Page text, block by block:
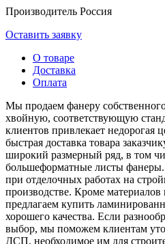
Производитель Россия
Оставить заявку
О товаре
Доставка
Оплата
Мы продаем фанеру
хвойную, соответствующую
клиентов привлекает
быстрая доставка товара
широкий размерный ряд, в том
большеформатные листы
при отделочных работах на
производстве. Кроме
предлагаем купить
хорошего качества. Если
выбор, мы поможем клиентам
ДСП, необходимое им для